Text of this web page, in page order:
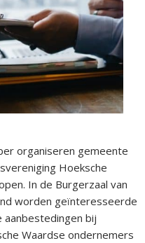
organiseren gemeente
Hoeksche
In de Burgerzaal van
worden geïnteresseerde
bij
Waardse ondernemers